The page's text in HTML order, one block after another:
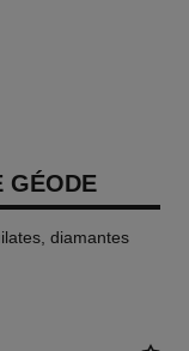
GÉODE
diamantes